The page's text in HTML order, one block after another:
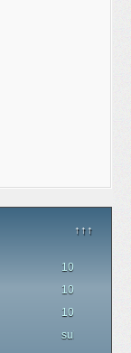
↑↑↑
10.00 - 19.00
10.00 - 18.00
10.00 - 17.00
suletud